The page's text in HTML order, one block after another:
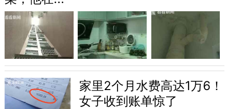
家里2个月水费高达1万6！
女子收到账单惊了